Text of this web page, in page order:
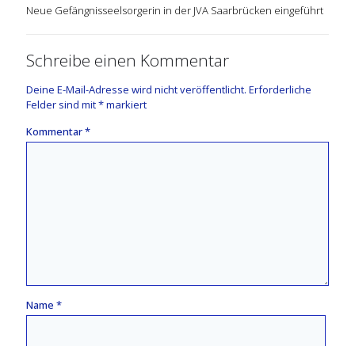
Neue Gefängnisseelsorgerin in der JVA Saarbrücken eingeführt
Schreibe einen Kommentar
Deine E-Mail-Adresse wird nicht veröffentlicht. Erforderliche
Felder sind mit*markiert
Kommentar*
Name *